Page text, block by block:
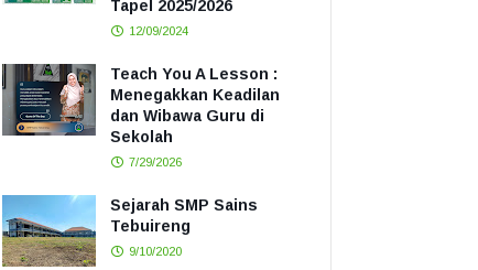
Tapel 2025/2026
12/09/2024
Teach You A Lesson :
Menegakkan Keadilan
dan Wibawa Guru di
Sekolah
7/29/2026
Sejarah SMP Sains
Tebuireng
9/10/2020